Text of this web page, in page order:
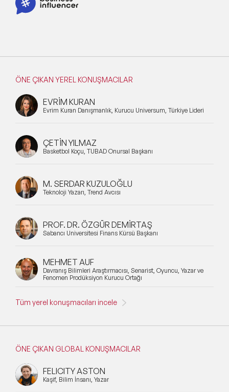
ÖNE ÇIKAN YEREL KONUŞMACILAR
EVRİM KURAN
Evrim Kuran Danışmanlık, Kurucu Universum, Türkiye Lideri
ÇETİN YILMAZ
Basketbol Koçu, TÜBAD Onursal Başkanı
M. SERDAR KUZULOĞLU
Teknoloji Yazarı, Trend Avcısı
PROF. DR. ÖZGÜR DEMİRTAŞ
Sabancı Üniversitesi Finans Kürsü Başkanı
MEHMET AUF
Davranış Bilimleri Araştırmacısı, Senarist, Oyuncu, Yazar ve
Fenomen Prodüksiyon Kurucu Ortağı
Tüm yerel konuşmacıları incele
ÖNE ÇIKAN GLOBAL KONUŞMACILAR
FELICITY ASTON
Kaşif, Bilim İnsanı, Yazar